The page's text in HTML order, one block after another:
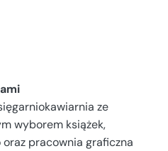
ze
wyborem książek,
pracownia graficzna